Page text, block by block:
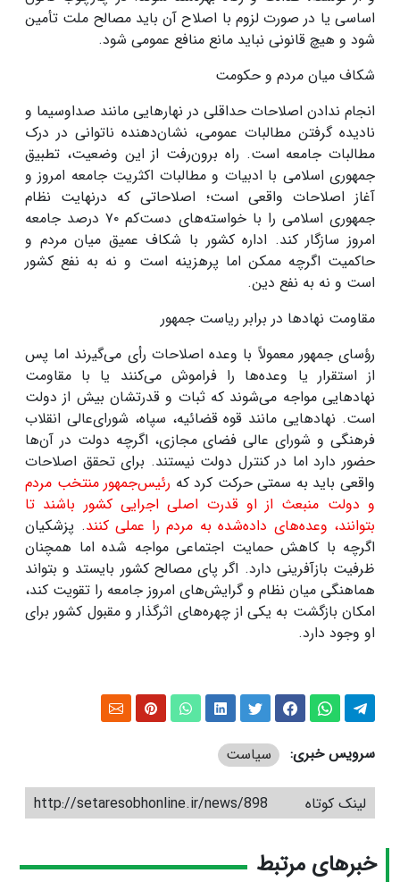
اساسی یا در صورت لزوم با اصلاح آن باید مصالح ملت تأمین
شود و هیچ قانونی نباید مانع منافع عمومی شود.
شکاف میان مردم و حکومت
انجام ندادن اصلاحات حداقلی در نهارهایی مانند صداوسیما و
نادیده گرفتن مطالبات عمومی، نشان‌دهنده ناتوانی در درک
مطالبات جامعه است. راه برون‌رفت از این وضعیت، تطبیق
جمهوری اسلامی با ادبیات و مطالبات اکثریت جامعه امروز و
آغاز اصلاحات واقعی است؛ اصلاحاتی که درنهایت نظام
جمهوری اسلامی را با خواسته‌های دست‌کم ۷۰‌ درصد جامعه
امروز سازگار کند. اداره کشور با شکاف عمیق میان مردم و
حاکمیت اگرچه ممکن اما پرهزینه است و نه به نفع کشور
است و نه به نفع دین.
مقاومت نهادها در برابر ریاست جمهور
رؤسای جمهور معمولاً با وعده اصلاحات رأی می‌گیرند اما پس
از استقرار یا وعده‌ها را فراموش می‌کنند یا با مقاومت
نهادهایی مواجه می‌شوند که ثبات و قدرتشان بیش از دولت
است. نهادهایی مانند قوه قضائیه، سپاه، شورای‌عالی انقلاب
فرهنگی و شورای عالی فضای مجازی، اگرچه دولت در آن‌ها
حضور دارد اما در کنترل دولت نیستند. برای تحقق اصلاحات
واقعی باید به سمتی حرکت کرد که رئیس‌جمهور منتخب مردم
و دولت منبعث از او قدرت اصلی اجرایی کشور باشند تا
بتوانند، وعده‌های داده‌شده به مردم را عملی کنند. پزشکیان
اگرچه با کاهش حمایت اجتماعی مواجه شده اما همچنان
ظرفیت بازآفرینی دارد. اگر پای مصالح کشور بایستد و بتواند
هماهنگی میان نظام و گرایش‌های امروز جامعه را تقویت کند،
امکان بازگشت به یکی از چهره‌های اثرگذار و مقبول کشور برای
او وجود دارد.
سرویس خبری: سیاست
لینک کوتاه http://setaresobhonline.ir/news/898
خبرهای مرتبط